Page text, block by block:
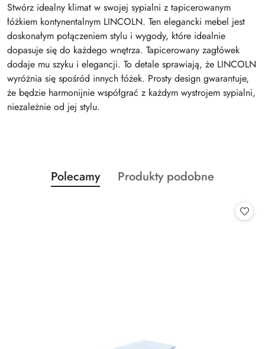
Stwórz idealny klimat w swojej sypialni z tapicerowanym
łóżkiem kontynentalnym LINCOLN. Ten elegancki mebel jest
doskonałym połączeniem stylu i wygody, które idealnie
dopasuje się do każdego wnętrza. Tapicerowany zagłówek
dodaje mu szyku i elegancji. To detale sprawiają, że LINCOLN
wyróżnia się spośród innych łóżek. Prosty design gwarantuje,
że będzie harmonijnie współgrać z każdym wystrojem sypialni,
niezależnie od jej stylu.
Pomiń karuzelę produktów
Produkty
o
Polecamy
Produkty
Produkty podobne